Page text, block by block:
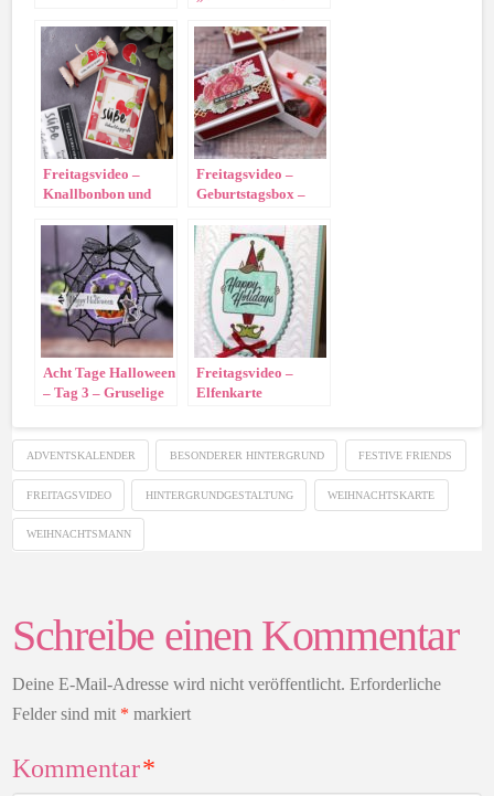
Freitagsvideo –
Knallbonbon und
Freitagsvideo –
Geburtstagsbox –
Wunderbare
Weihnachtszeit
Acht Tage Halloween
– Tag 3 – Gruselige
Freitagsvideo –
Elfenkarte
ADVENTSKALENDER BESONDERER HINTERGRUND FESTIVE FRIENDS
FREITAGSVIDEO HINTERGRUNDGESTALTUNG WEIHNACHTSKARTE
WEIHNACHTSMANN
Schreibe einen Kommentar
Deine E-Mail-Adresse wird nicht veröffentlicht. Erforderliche
Felder sind mit * markiert
Kommentar*